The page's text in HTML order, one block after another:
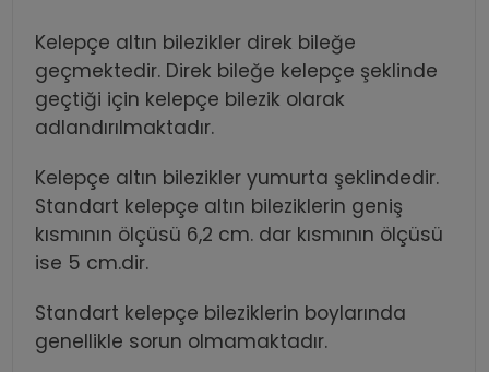
Kelepçe altın bilezikler direk bileğe
geçmektedir. Direk bileğe kelepçe şeklinde
geçtiği için kelepçe bilezik olarak
adlandırılmaktadır.
Kelepçe altın bilezikler yumurta şeklindedir.
Standart kelepçe altın bileziklerin geniş
kısmının ölçüsü 6,2 cm. dar kısmının ölçüsü
ise 5 cm.dir.
Standart kelepçe bileziklerin boylarında
genellikle sorun olmamaktadır.